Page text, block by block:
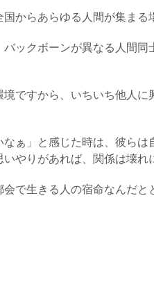
からあらゆる人間が集まる
ックボーンが異なる人間
ですから、いちいち他人
ぁ」と感じた時は、彼ら
やりがあれば、関係は壊れ
で生きる人の宿命なんだと